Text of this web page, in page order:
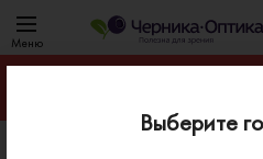
Выберите
Меню
Гарантируем лучшую цену